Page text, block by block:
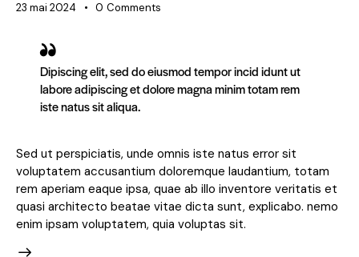
23 mai 2024 0 Comments
Dipiscing elit, sed do eiusmod tempor incid idunt ut
labore adipiscing et dolore magna minim totam rem
iste natus sit aliqua.
Sed ut perspiciatis, unde omnis iste natus error sit
voluptatem accusantium doloremque laudantium, totam
rem aperiam eaque ipsa, quae ab illo inventore veritatis et
quasi architecto beatae vitae dicta sunt, explicabo. nemo
enim ipsam voluptatem, quia voluptas sit.